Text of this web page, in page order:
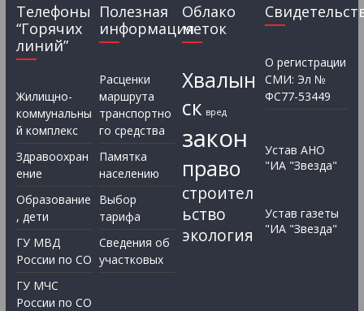
Телефоны
“Горячих
линий”
Жилищно-
коммунальны
й комплекс
Здравоохран
ение
Образование
, дети
ГУ МВД
России по СО
ГУ МЧС
России по СО
Полезная
информация
Расценки
маршрута
транспортно
го средства
Памятка
населению
Выбор
тарифа
Сведения об
участковых
Облако
меток
Хвалын
ск вред
закон
право
строител
ьство
экология
О регистрации
СМИ: Эл №
ФС77-53449
Устав АНО
"ИА "Звезда"
Устав газеты
"ИА "Звезда"